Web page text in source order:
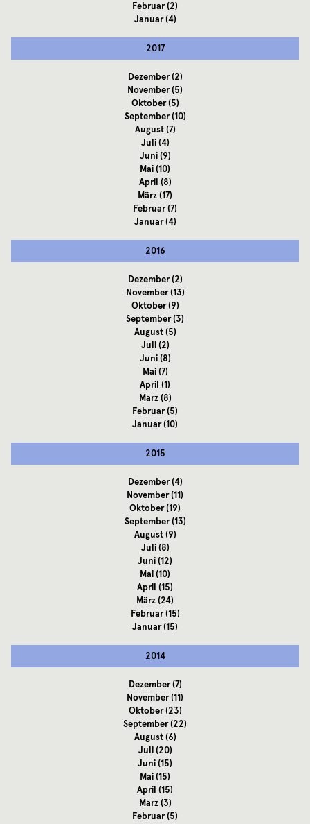
Februar(2)
Januar(4)
2017
Dezember(2)
November(5)
Oktober(5)
September(10)
August(7)
Juli(4)
Juni(9)
Mai(10)
April (8)
März(17)
Februar(7)
Januar(4)
2016
Dezember(2)
November(13)
Oktober(9)
September(3)
August(5)
Juli(2)
Juni(8)
Mai(7)
April (1)
März(8)
Februar(5)
Januar(10)
2015
Dezember(4)
November(11)
Oktober(19)
September(13)
August(9)
Juli(8)
Juni(12)
Mai(10)
April (15)
März(24)
Februar(15)
Januar(15)
2014
Dezember(7)
November(11)
Oktober(23)
September(22)
August(6)
Juli(20)
Juni(15)
Mai(15)
April (15)
März(3)
Februar(5)